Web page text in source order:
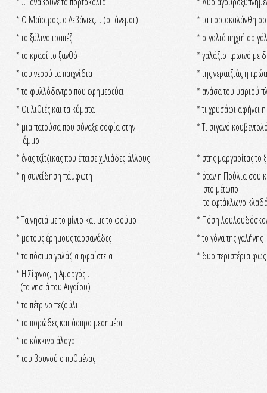
* Ο Μαϊστρος, ο Λεβάντες… (οι άνεμοι)
* τα πορτοκαλάνθη
* το ξύλινο τραπέζι
* σιγαλιά πηχτή σα
* το κρασί το ξανθό
* γαλάζιο πρωινό με
* του νερού τα παιχνίδια
* της νερατζιάς η
* το φυλλόδεντρο που εφημερεύει
* ανάσα του ψαριού
* Οι λιθιές και τα κύματα
* τι χρυσάφι αφήνει η
* μια πατούσα που σύναξε σοφία στην
άμμο
* Τι σιγανό
* ένας τζίτζικας που έπεισε χιλιάδες άλλους
* στης μαργαρίτας το
* η συνείδηση πάμφωτη
* όταν η Πούλια σου
στο μέτωπο
το εφτάκλωνο
* Τα νησιά με το μίνιο και με το φούμο
* Πόση
* με τους έρημους ταρσανάδες
* το γόνα της γαλήνης
* τα πόσιμα γαλάζια ηφαίστεια
* δυο περιστέρια φως
* Η Σίφνος, η Αμοργός…
(τα νησιά του Αιγαίου)
* το πέτρινο πεζούλι
* το πορώδες και άσπρο μεσημέρι
* το κόκκινο άλογο
* του βουνού ο πυθμένας